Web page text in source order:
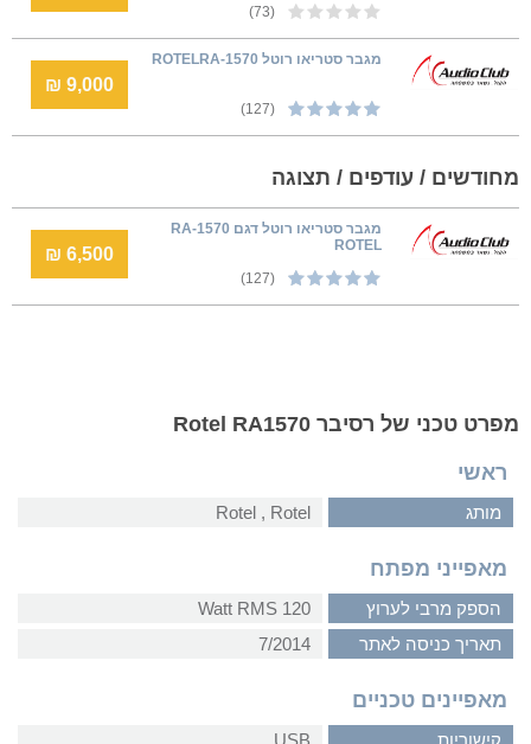
(73)
מגבר סטריאו רוטל ROTELRA-1570
(127)
9,000 ₪
מחודשים / עודפים / תצוגה
מגבר סטריאו רוטל דגם RA-1570
ROTEL
(127)
6,500 ₪
מפרט טכני של רסיבר Rotel RA1570
ראשי
מותג Rotel‏ , ‏Rotel
מאפייני מפתח
הספק מרבי לערוץ
120 Watt RMS
תאריך כניסה לאתר
7/2014
מאפיינים טכניים
קישוריות USB